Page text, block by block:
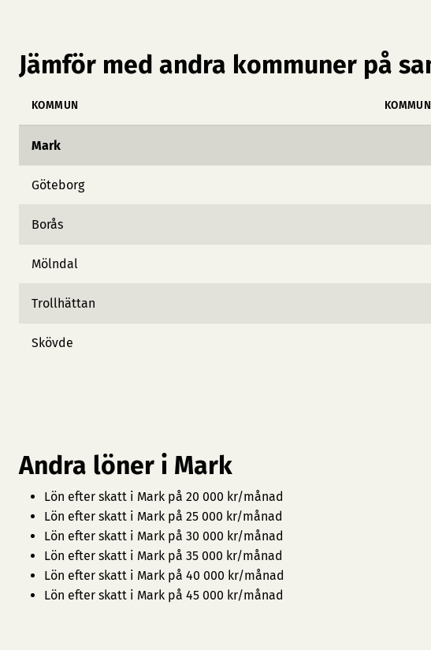
Jämför med andra kommuner på
KOMMUN
Mark
Göteborg
Borås
Mölndal
Trollhättan
Skövde
Andra löner i Mark
Lön efter skatt i Mark på 20 000 kr/månad
Lön efter skatt i Mark på 25 000 kr/månad
Lön efter skatt i Mark på 30 000 kr/månad
Lön efter skatt i Mark på 35 000 kr/månad
Lön efter skatt i Mark på 40 000 kr/månad
Lön efter skatt i Mark på 45 000 kr/månad